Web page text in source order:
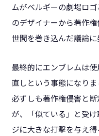
ムがベルギーの劇場ロ
のデザイナーから著作権
世間を巻き込んだ議論に
最終的にエンブレムは
直しという事態になり
必ずしも著作権侵害と
が、「似ている」と受
ジに大きな打撃を与え